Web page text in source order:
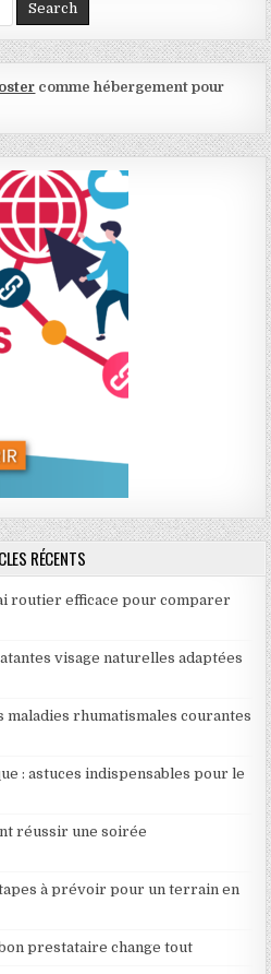
comme hébergement pour
RÉCENTS
routier efficace pour comparer
visage naturelles adaptées
rhumatismales courantes
: astuces indispensables pour le
réussir une soirée
à prévoir pour un terrain en
prestataire change tout